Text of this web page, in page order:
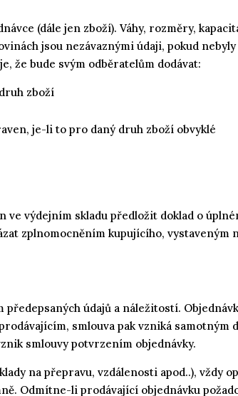
(dále jen zboží). Váhy, rozměry,
jsou nezávaznými údaji, pokud nebyly
že bude svým odběratelům dodávat:
zboží
je-li to pro daný druh zboží obvyklé
výdejním skladu předložit doklad o
zplnomocněním kupujícího, vystaveným
údajů a náležitostí.
smlouva pak vzniká samotným
smlouvy potvrzením objednávky.
na přepravu, vzdálenosti apod..), vždy
Odmítne-li prodávající objednávku